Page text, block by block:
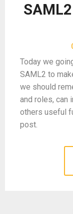
Today we
SAML2 to
we should
and roles, can
others useful
post.